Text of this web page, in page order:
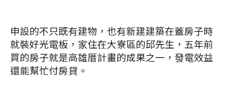
申設的不只既有建物，也有新建建築在蓋房子時
就裝好光電板，家住在大寮區的邱先生，五年前
買的房子就是高雄厝計畫的成果之一，發電效益
還能幫忙付房貸。